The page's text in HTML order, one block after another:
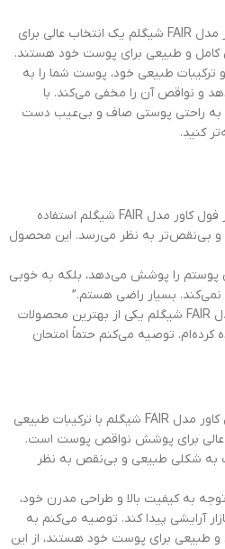
در نهایت، کانسیلر پددار فول كاور مدل FAIR شیگلم یک انتخاب عالی برای
کامل و طبیعی برای پوست خود هستند.
ترکیبات طبیعی خود، پوست شما را به
نواقص آن را مخفی می‌کند. با
به راحتی پوستی صاف و بی‌عیب دست
کنید.
سارا: “از زمانی که از کانسیلر پددار فول كاور مدل FAIR شیگلم استفاده
بی‌نقص‌تر به نظر می‌رسد. این محصول
پوستم را پوشش می‌دهد، بلکه به خوبی
بسیار راضی هستم.”
الهام: “کانسیلر پددار فول كاور مدل FAIR شیگلم یکی از بهترین محصولات
کرده‌ام. توصیه می‌کنم حتماً امتحان
دکتر محمدی: “کانسیلر پددار فول کاور مدل FAIR شیگلم با ترکیبات طبیعی
عالی برای پوشش نواقص پوست است.
شکلی طبیعی و بی‌نقص به نظر
به کیفیت بالا و طراحی مدرن خود،
آرایشی پیدا کند. توصیه می‌کنم به
طبیعی برای پوست خود هستند، از این